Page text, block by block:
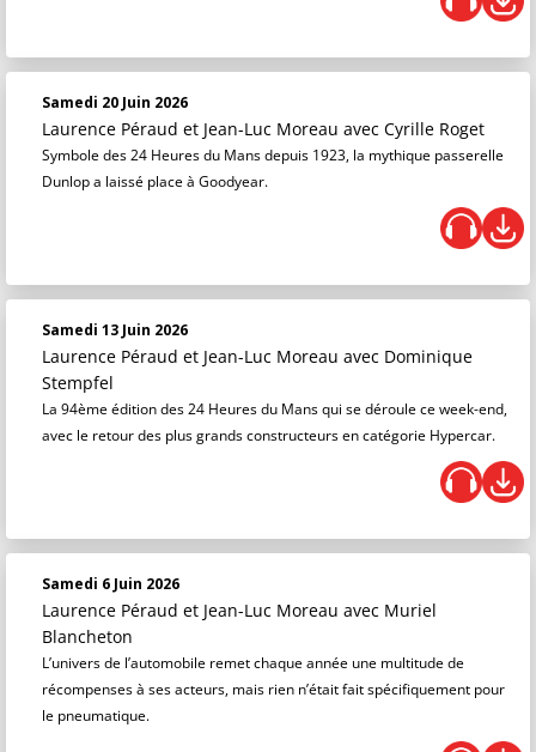
Samedi 20 Juin 2026
Laurence Péraud et Jean-Luc Moreau avec Cyrille Roget
Symbole des 24 Heures du Mans depuis 1923, la mythique passerelle
Dunlop a laissé place à Goodyear.
Samedi 13 Juin 2026
Laurence Péraud et Jean-Luc Moreau avec Dominique
Stempfel
La 94ème édition des 24 Heures du Mans qui se déroule ce week-end,
avec le retour des plus grands constructeurs en catégorie Hypercar.
Samedi 6 Juin 2026
Laurence Péraud et Jean-Luc Moreau avec Muriel
Blancheton
L’univers de l’automobile remet chaque année une multitude de
récompenses à ses acteurs, mais rien n’était fait spécifiquement pour
le pneumatique.